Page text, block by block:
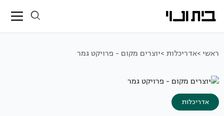
ראשי >אדריכלות >יוצרים מקום - פרויקט גמר
אדריכלות